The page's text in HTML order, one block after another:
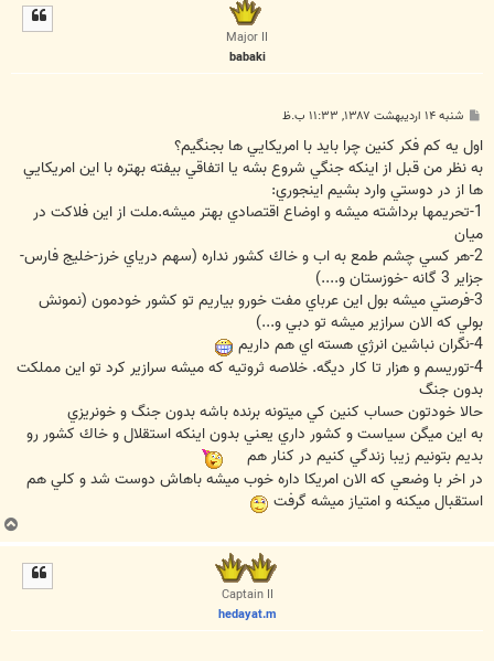
Major II
babaki
پ
ت
شنبه ۱۴ اردیبهشت ۱۳۸۷, ۱۱:۳۳ ب.ظ
اول يه كم فكر كنين چرا بايد با امريكايي ها بجنگيم؟
به نظر من قبل از اينكه جنگي شروع بشه يا اتفاقي بيفته بهتره با اين امريكايي
ها از در دوستي وارد بشيم اينجوري:
1-تحريمها برداشته ميشه و اوضاع اقتصادي بهتر ميشه.ملت از اين فلاكت در
ميان
2-هر كسي چشم طمع به اب و خاك كشور نداره (سهم درياي خرز-خليج فارس-
جزاير 3 گانه -خوزستان و....)
3-فرصتي ميشه بول اين عرباي مفت خورو بياريم تو كشور خودمون (نمونش
بولي كه الان سرازير ميشه تو دبي و...)
4-نگران نباشين انرژي هسته اي هم داريم
4-توريسم و هزار تا كار ديگه. خلاصه ثروتيه كه ميشه سرازير كرد تو اين مملكت
بدون جنگ
حالا خودتون حساب كنين كي ميتونه برنده باشه بدون جنگ و خونريزي
به اين ميگن سياست و كشور داري يعني بدون اينكه استقلال و خاك كشور رو
بديم بتونيم زيبا زندگي كنيم در كنار هم
در اخر با وضعي كه الان امريكا داره خوب ميشه باهاش دوست شد و كلي هم
استقبال ميكنه و امتياز ميشه گرفت
ب
ا
Captain II
hedayat.m